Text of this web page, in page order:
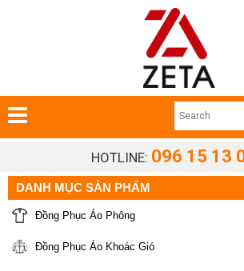
HOTLINE: 096 15 13
DANH MỤC SẢN PHẨM
Đồng Phục Áo Phông
Đồng Phục Áo Khoác Gió